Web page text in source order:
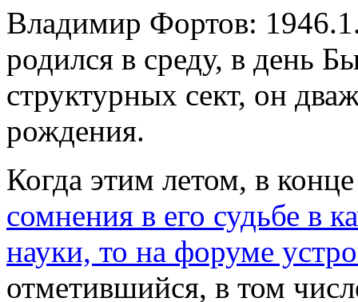
Владимир Фортов:
родился в среду, в день
структурных сект, он
рождения.
Когда этим летом, в
сомнения в его судьбе в
науки, то на форуме
отметившийся, в том